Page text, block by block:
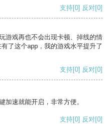
支持[0] 反对[0]
游戏再也不会出现卡顿、掉线的情
了这个app，我的游戏水平提升了
支持[0] 反对[0]
加速就能开启，非常方便。
支持[0] 反对[0]